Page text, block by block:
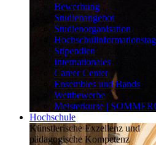
Bewerbung
Studienangebot
Studienorganisation
Hochschulinformationstag
Stipendien
Internationales
Career Center
Ensembles und Bands
Wettbewerbe
Meisterkurse |
Hochschule
Künstlerische Exzellenz und
pädagogische Kompetenz